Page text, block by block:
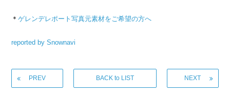
＊ゲレンデレポート写真元素材をご希望の方へ
reported by Snownavi
PREV BACK to LIST NEXT